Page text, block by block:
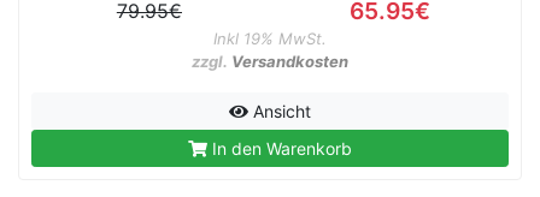
79.95€ 65.95€
Inkl 19% MwSt.
zzgl. Versandkosten
Ansicht
In den Warenkorb